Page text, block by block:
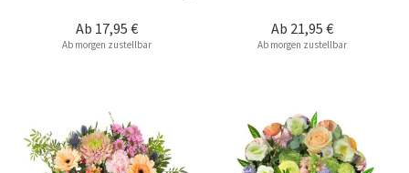
Ab 17,95 €
Ab morgen zustellbar
Ab 21,95 €
Ab morgen zustellbar